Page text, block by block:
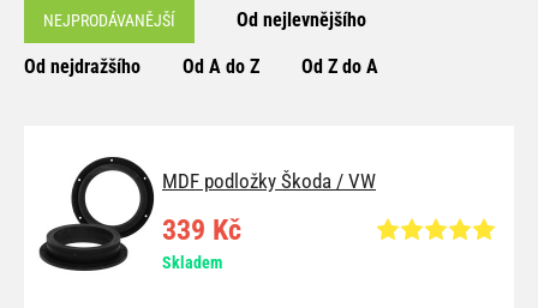
NEJPRODÁVANĚJŠÍ Od nejlevnějšího
Od nejdražšího Od A do Z Od Z do A
MDF podložky Škoda / VW
339 Kč
Skladem